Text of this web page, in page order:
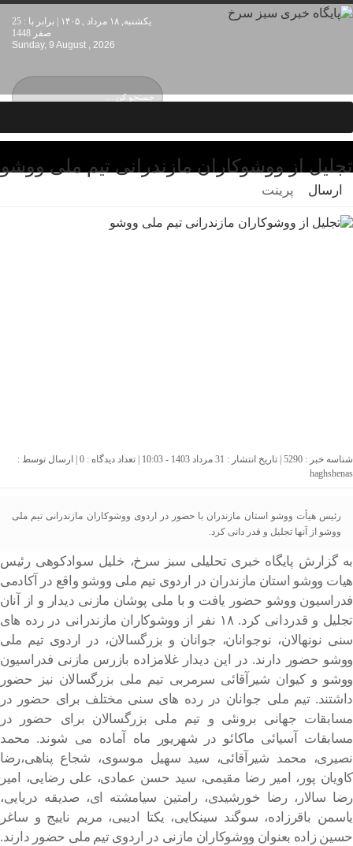
یکشنبه, ۱۸ مرداد , ۱۴۰۵ | برابر با : 25
صفر 1448
Sunday, 9 August , 2026
تجلیل از ووشوکاران مازندرانی تیم ملی ووشو
ارسال پرینت
شناسه خبر : 5290 | تاریخ انتشار : 31 مرداد 1403 - 10:03 | تعداد دیدگاه : 0 | ارسال توسط :
haghshenas
رئیس هیأت ووشو استان مازندران با حضور در اردوی ووشوکاران مازندرانی تیم ملی
ووشو از آنها تجلیل و قدر دانی کرد.
به گزارش پایگاه خبری تحلیلی سبز سرخ، خلیل سوادکوهی رئیس
هیات ووشو استان مازندران در اردوی تیم ملی ووشو واقع در آکادمی
فدراسیون ووشو حضور یافت و با ملی پوشان مازنی دیدار و از آنان
تجلیل و قدردانی کرد. ۱۸ نفر از ووشوکاران مازندرانی در رده های
سنی نونهالان، نوجوانان، جوانان و بزرگسالان، در اردوی تیم ملی
ووشو حضور دارند. در این دیدار غلامزاده بازرس مازنی فدراسیون
ووشو و کیوان شیرآقائی سرمربی تیم ملی بزرگسالان نیز حضور
داشتند. تیم ملی جوانان در رده های سنی مختلف برای حضور در
مسابقات جهانی برونئی و تیم ملی بزرگسالان برای حضور در
مسابقات آسیائی ماکائو در شهریور ماه آماده می شوند. محمد
نصیری، محمد شیرآقائی، سید سهیل موسوی، شجاع پناهی،رضا
کاویان پور، امیر رضا مقیمی، سید حسن عمادی، علی رضایی، امیر
رضا سالار، رضا خورشیدی، رامتین سیامشته ای، صدیقه دریایی،
یاسمن باقرزاده، سوگند سینکایی، یکتا ادیبی، مریم ناییج و ساغر
حسین زاده بعنوان ووشوکاران مازنی در اردوی تیم ملی حضور دارند.